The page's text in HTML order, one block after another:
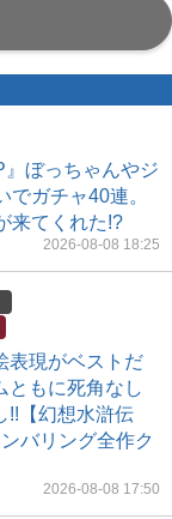
』ぼっちゃんやジ
ガチャ40連。
来てくれた!?
2026-08-08 18:25
表現がベストだ
ともに死角なし
!!【幻想水滸伝
バリング全作ク
2026-08-08 17:50